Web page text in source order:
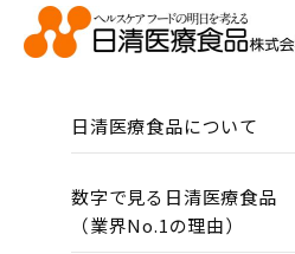
日清医療食品について
数字で見る日清医療食品
（業界No.1の理由）